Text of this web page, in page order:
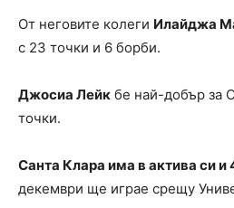
От неговите колеги Илайджа
с 23 точки и 6 борби.
Джосиа Лейк бе най-добър за
точки.
Санта Клара има в актива си и
декември ще играе срещу